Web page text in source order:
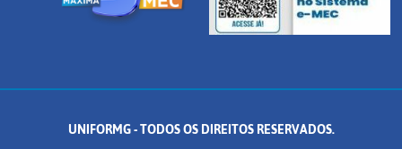
UNIFORMG - TODOS OS DIREITOS RESERVADOS.